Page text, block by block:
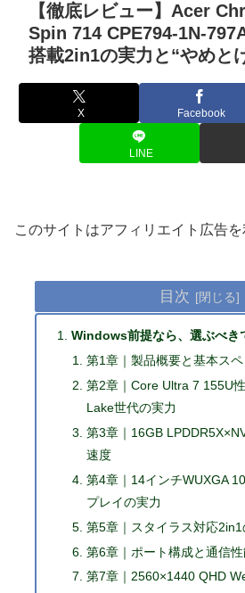
【徹底レビュー】Acer
Spin 714 CPE794-1N-
搭載2in1の実力と“やめと
X Facebook
LINE
このサイトはアフィリエイト広告
目次
Windows前提なら、選ぶべき
第1章｜製品概要と基本ス
第2章｜Core Ultra 7 155U
Lake世代の実力
第3章｜16GB
速度
第4章｜14インチWUXGA
プレイの実力
第5章｜スタイラス対応2in1
第6章｜ポート構成と通信
第7章｜2560×1440 QHD